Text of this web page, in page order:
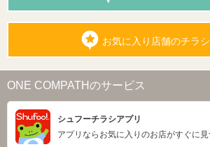
お気に入り店舗のチラ
ONE COMPATHのサービス
シュフーチラシアプリ
アプリならお気に入りのお店がすぐに見